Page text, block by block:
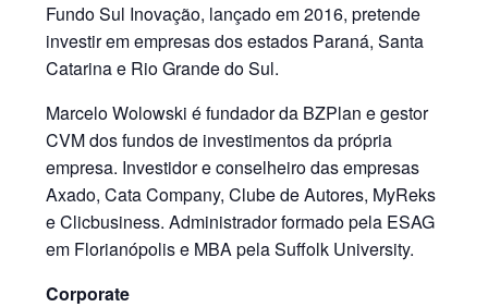
Fundo Sul Inovação, lançado em 2016, pretende
investir em empresas dos estados Paraná, Santa
Catarina e Rio Grande do Sul.
Marcelo Wolowski é fundador da BZPlan e gestor
CVM dos fundos de investimentos da própria
empresa. Investidor e conselheiro das empresas
Axado, Cata Company, Clube de Autores, MyReks
e Clicbusiness. Administrador formado pela ESAG
em Florianópolis e MBA pela Suffolk University.
Corporate